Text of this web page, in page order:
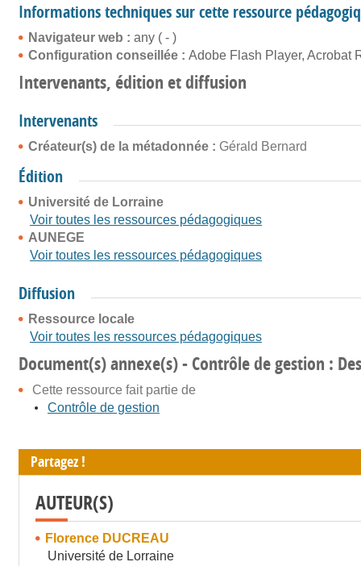
Informations techniques sur cette ressource
Navigateur web : any ( - )
Configuration conseillée : Adobe Flash Player, Acrobat
Intervenants, édition et diffusion
Intervenants
Créateur(s) de la métadonnée : Gérald Bernard
Édition
Université de Lorraine
Voir toutes les ressources pédagogiques
AUNEGE
Voir toutes les ressources pédagogiques
Diffusion
Ressource locale
Voir toutes les ressources pédagogiques
Document(s) annexe(s) - Contrôle de gestion :
Cette ressource fait partie de
Contrôle de gestion
Partagez !
AUTEUR(S)
Florence DUCREAU
Université de Lorraine